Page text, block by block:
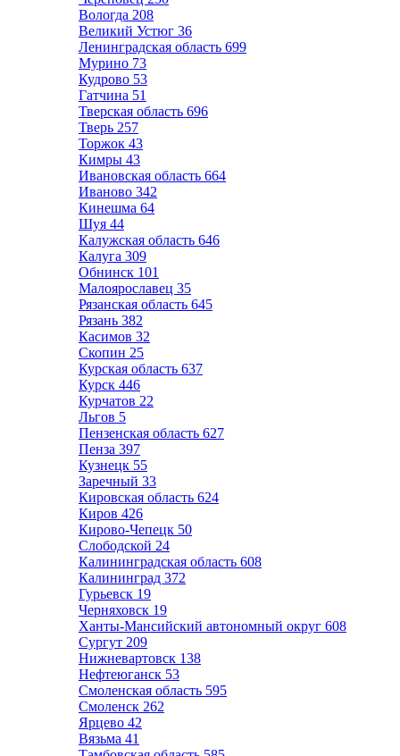
Вологда 208
Великий Устюг 36
Ленинградская область 699
Мурино 73
Кудрово 53
Гатчина 51
Тверская область 696
Тверь 257
Торжок 43
Кимры 43
Ивановская область 664
Иваново 342
Кинешма 64
Шуя 44
Калужская область 646
Калуга 309
Обнинск 101
Малоярославец 35
Рязанская область 645
Рязань 382
Касимов 32
Скопин 25
Курская область 637
Курск 446
Курчатов 22
Льгов 5
Пензенская область 627
Пенза 397
Кузнецк 55
Заречный 33
Кировская область 624
Киров 426
Кирово-Чепецк 50
Слободской 24
Калининградская область 608
Калининград 372
Гурьевск 19
Черняховск 19
Ханты-Мансийский автономный округ 608
Сургут 209
Нижневартовск 138
Нефтеюганск 53
Смоленская область 595
Смоленск 262
Ярцево 42
Вязьма 41